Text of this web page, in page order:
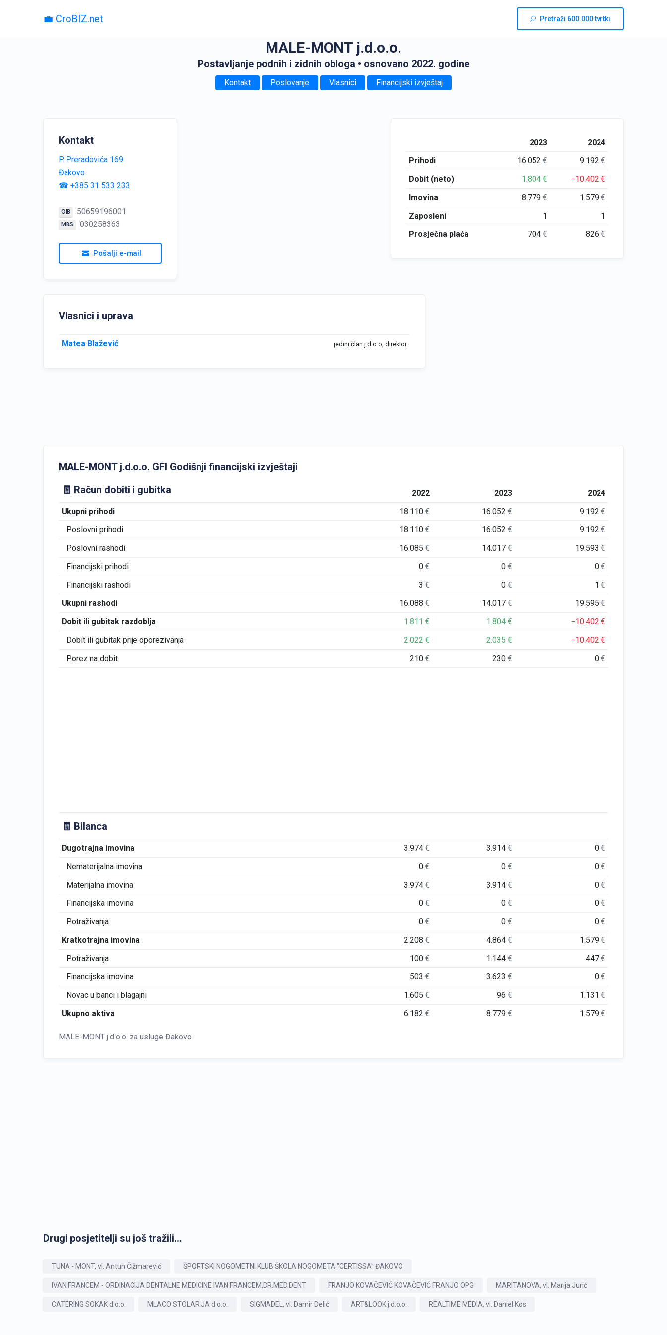
💼 CroBIZ.net Pretraži 600.000 tvrtki
MALE-MONT j.d.o.o.
Postavljanje podnih i zidnih obloga • osnovano 2022. godine
Kontakt Poslovanje Vlasnici Financijski izvještaj
Kontakt
P. Preradovića 169
Đakovo
☎ +385 31 533 233
OIB 50659196001
MBS 030258363
Pošalji e-mail
2023
2024
Prihodi
16.052€ 9.192€
Dobit (neto)
1.804€ −10.402€
Imovina
8.779€ 1.579€
Zaposleni
1
1
Prosječna plaća
704€ 826€
Vlasnici i uprava
Matea Blažević jedini član j.d.o.o, direktor
MALE-MONT j.d.o.o. GFI Godišnji financijski izvještaji
🧾 Račun dobiti i gubitka
2022 2023
2024
Ukupni prihodi
18.110€ 16.052€ 9.192€
Poslovni prihodi
18.110€ 16.052€ 9.192€
Poslovni rashodi
16.085€ 14.017€ 19.593€
Financijski prihodi
0€ 0€ 0€
Financijski rashodi
3€ 0€ 1€
Ukupni rashodi
16.088€ 14.017€ 19.595€
Dobit ili gubitak razdoblja
1.811€ 1.804€ −10.402€
Dobit ili gubitak prije oporezivanja
2.022€ 2.035€ −10.402€
Porez na dobit
210€ 230€ 0€
🧾 Bilanca
Dugotrajna imovina 3.974€ 3.914€ 0€
Nematerijalna imovina
0€ 0€ 0€
Materijalna imovina
3.974€ 3.914€ 0€
Financijska imovina
0€ 0€ 0€
Potraživanja
0€ 0€ 0€
Kratkotrajna imovina
2.208€ 4.864€ 1.579€
Potraživanja
100€ 1.144€ 447€
Financijska imovina
503€ 3.623€ 0€
Novac u banci i blagajni
1.605€ 96€ 1.131€
Ukupno aktiva
6.182€ 8.779€ 1.579€
MALE-MONT j.d.o.o. za usluge Đakovo
Drugi posjetitelji su još tražili...
TUNA - MONT, vl. Antun Čižmarević ŠPORTSKI NOGOMETNI KLUB ŠKOLA NOGOMETA "CERTISSA" ĐAKOVO
IVAN FRANCEM - ORDINACIJA DENTALNE MEDICINE IVAN FRANCEM,DR.MED.DENT FRANJO KOVAČEVIĆ KOVAČEVIĆ FRANJO OPG MARITANOVA, vl. Marija Jurić
CATERING SOKAK d.o.o. MLACO STOLARIJA d.o.o. SIGMADEL, vl. Damir Delić ART&LOOK j.d.o.o. REALTIME MEDIA, vl. Daniel Kos